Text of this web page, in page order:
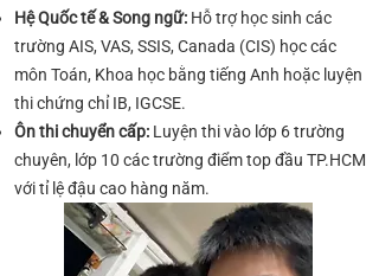
Hệ Quốc tế & Song ngữ: Hỗ trợ học sinh các
trường AIS, VAS, SSIS, Canada (CIS) học các
môn Toán, Khoa học bằng tiếng Anh hoặc luyện
thi chứng chỉ IB, IGCSE.
Ôn thi chuyển cấp: Luyện thi vào lớp 6 trường
chuyên, lớp 10 các trường điểm top đầu TP.HCM
với tỉ lệ đậu cao hàng năm.